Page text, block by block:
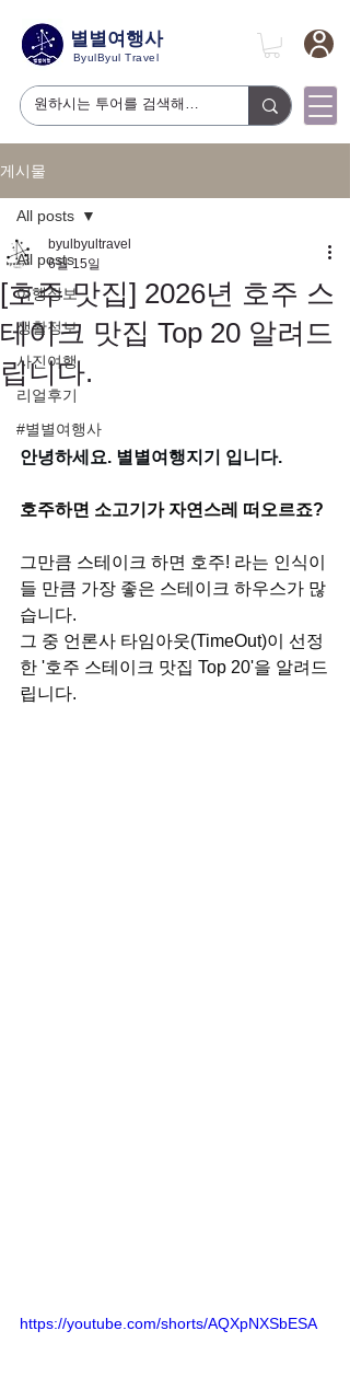
별별여행사
ByulByul Travel
게시물
All posts
여행정보
생활정보
사진여행
리얼후기
#별별여행사
All posts
[호주 맛집] 2026년 호주 스
테이크 맛집 Top 20 알려드
립니다.
byulbyultravel
6월 15일
안녕하세요. 별별여행지기 입니다.
호주하면 소고기가 자연스레 떠오르죠?
그만큼 스테이크 하면 호주! 라는 인식이
들 만큼 가장 좋은 스테이크 하우스가 많
습니다.
그 중 언론사 타임아웃(TimeOut)이 선정
한 '호주 스테이크 맛집 Top 20'을 알려드
립니다.
https://youtube.com/shorts/AQXpNXSbESA